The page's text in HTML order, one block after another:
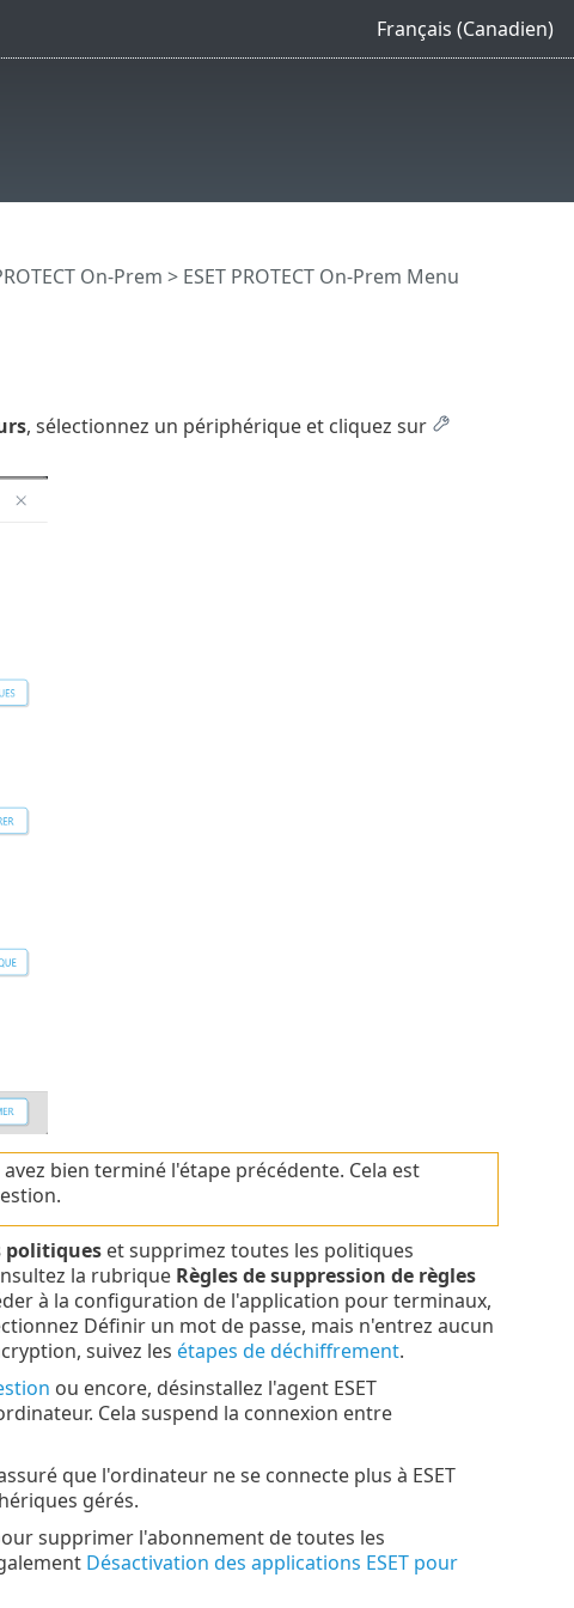
Français (Canadien)
On-Prem > ESET PROTECT On-Prem Menu
, sélectionnez un périphérique et cliquez sur
bien terminé l'étape précédente. Cela est
politiqueset supprimez toutes les politiques
la rubrique Règles de suppression de règles
à la configuration de l'application pour terminaux,
Définir un mot de passe, mais n'entrez aucun
suivez les étapes de déchiffrement.
ou encore, désinstallez l'agent ESET
Cela suspend la connexion entre
que l'ordinateur ne se connecte plus à ESET
gérés.
supprimer l'abonnement de toutes les
Désactivation des applications ESET pour